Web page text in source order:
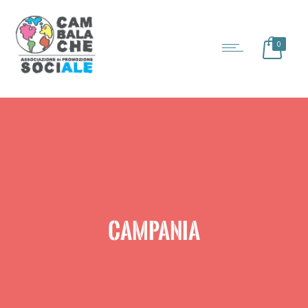
0
CAMPANIA